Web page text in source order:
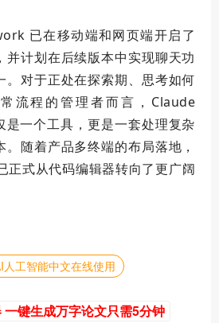
已在移动端和网页端开启了
并计划在后续版本中实现聊天功
。对于正处在探索期、思考如何
流程的管理者而言，Claude
一个工具，更是一套处理复杂
随着产品多终端的布局落地，
正式从代码编辑器转向了更广阔
人工智能中文在线使用
键生成万字论文只需5分钟